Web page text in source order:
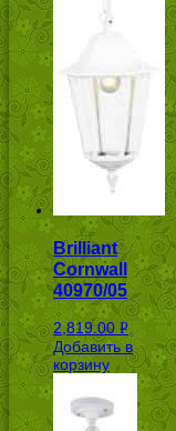
Brilliant
Cornwall
40970/05
2,819.00 Р
УБ.
Добавить в
корзину